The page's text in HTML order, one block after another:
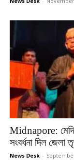
Midnapore:
সংবর্ধনা দিল জেলা
News Desk -